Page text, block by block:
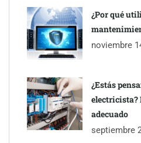
The Factory School explica por
IA ya no es suficiente para los
¿Por qué
noviembre
¿Estás
electricista?
adecuado
septiembre